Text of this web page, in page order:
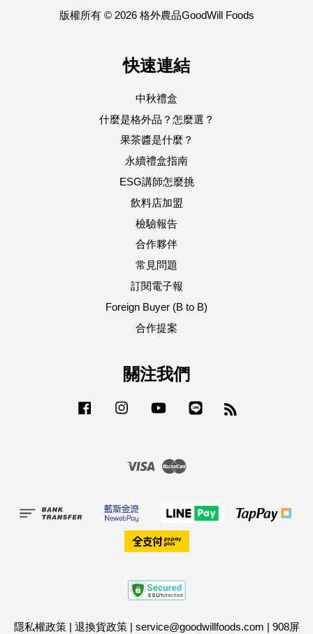
版權所有 © 2026 格外農品GoodWill Foods
快速連結
中秋禮盒
什麼是格外品？怎麼選？
果茶醬是什麼？
永續禮盒指南
ESG講師怎麼挑
飲料店加盟
檢驗報告
合作夥伴
常見問題
訂閱電子報
Foreign Buyer (B to B)
合作提案
關注我們
Facebook Instagram YouTube
Visa
隱私權政策| 退換貨政策| service@goodwillfoods.com | 908屏